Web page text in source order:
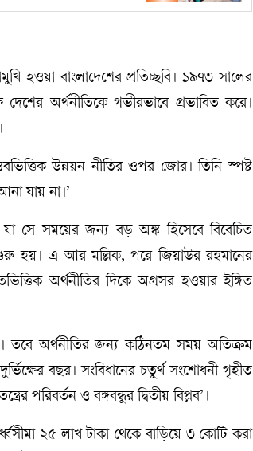
হওয়া বাংলাদেশের প্রতিচ্ছবি। ১৯৭৩ সালের
অর্থনীতিকে গভীরভাবে প্রভাবিত করে।
উন্নয়ন নীতির ওপর জোর। তিনি স্পষ্ট
যায় না।’
সে সময়ের জন্য বড় অঙ্ক হিসেবে বিবেচিত
হয়। এ আর মল্লিক, পরে জিয়াউর রহমানের
অর্থনীতির দিকে অগ্রসর হওয়ার ইঙ্গিত
তবে অর্থনীতির জন্য কঠিনতম সময় অতিক্রম
বছর। সংবিধানের চতুর্থ সংশোধনী গৃহীত
পরিবর্তন ও বঙ্গবন্ধুর দ্বিতীয় বিপ্লব’।
২৫ লাখ টাকা থেকে বাড়িয়ে ৩ কোটি করা